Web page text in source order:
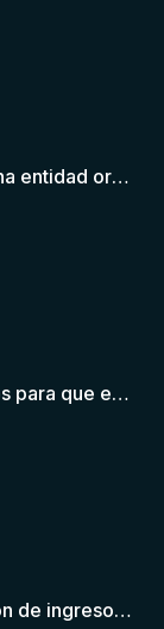
Jurisdicción TAS: ¿Los estatutos de una entidad organizadora de una liga de fútbol pueden otorgar competencia de forma directa al TAS?
Decisiones apelables (TAS): Requisitos para que exista una decisión
Mitigación de daños (TAS) – Deducción de ingresos comprobados según el artículo 6(2)(b) del Anexo 2 RSTP FIFA